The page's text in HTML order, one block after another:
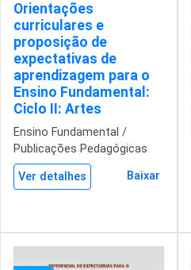
Orientações
curriculares e
proposição de
expectativas de
aprendizagem para o
Ensino Fundamental:
Ciclo II: Artes
Ensino Fundamental /
Publicações Pedagógicas
Ver detalhes Baixar